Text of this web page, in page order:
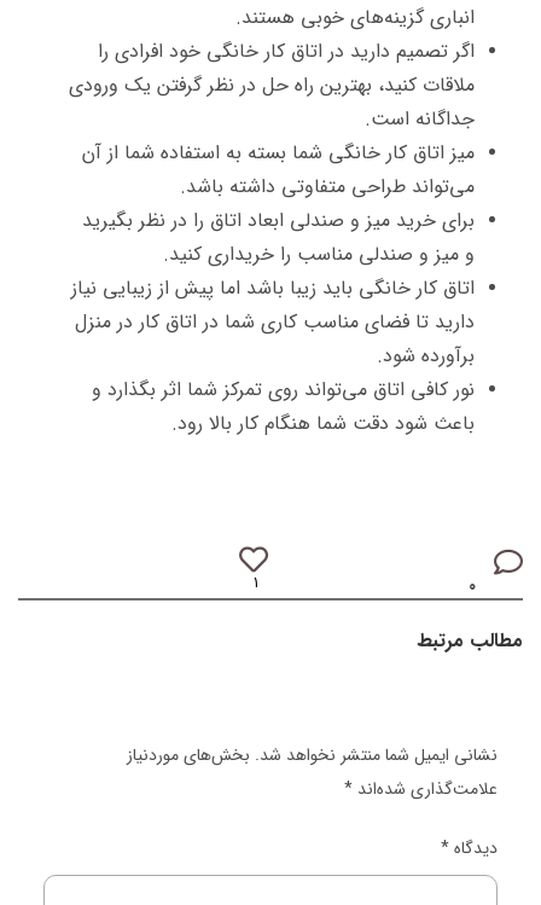
انباری گزینه‌های خوبی هستند.
اگر تصمیم دارید در اتاق کار خانگی خود افرادی را
ملاقات کنید، بهترین راه حل در نظر گرفتن یک ورودی
جداگانه است.
میز اتاق کار خانگی شما بسته به استفاده شما از آن
می‌تواند طراحی متفاوتی داشته باشد.
برای خرید میز و صندلی ابعاد اتاق را در نظر بگیرید
و میز و صندلی مناسب را خریداری کنید.
اتاق کار خانگی باید زیبا باشد اما پیش از زیبایی نیاز
دارید تا فضای مناسب کاری شما در اتاق کار در منزل
برآورده شود.
نور کافی اتاق می‌تواند روی تمرکز شما اثر بگذارد و
باعث شود دقت شما هنگام کار بالا رود.
۰ ۱
مطالب مرتبط
نشانی ایمیل شما منتشر نخواهد شد. بخش‌های موردنیاز
علامت‌گذاری شده‌اند *
دیدگاه*